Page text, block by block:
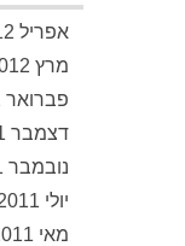
אפריל 2012
מרץ 2012
פברואר 2012
דצמבר 2011
נובמבר 2011
יולי 2011
מאי 2011